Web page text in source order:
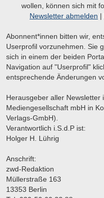
wollen, können sich mit
Newsletter abmelden |
Abonnent*innen bitten wir,
Userprofil vorzunehmen. Sie
sich in einem der beiden
Navigation auf "Userprofil"
entsprechende Änderungen
Herausgeber aller
Mediengesellschaft mbH in
Verlags-GmbH).
Verantwortlich i.S.d.P ist:
Holger H. Lührig
Anschrift:
zwd-Redaktion
Müllerstraße 163
13353 Berlin